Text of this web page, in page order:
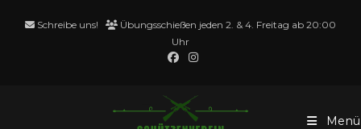
Schreibe uns!
Übungsschießen jeden 2. & 4. Freitag ab 20:00
Uhr
Menü